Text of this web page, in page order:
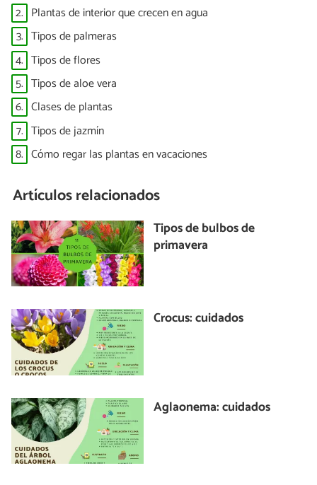
2. Plantas de interior que crecen en agua
3. Tipos de palmeras
4. Tipos de flores
5. Tipos de aloe vera
6. Clases de plantas
7. Tipos de jazmín
8. Cómo regar las plantas en vacaciones
Artículos relacionados
Tipos de bulbos de
primavera
Crocus: cuidados
Aglaonema: cuidados